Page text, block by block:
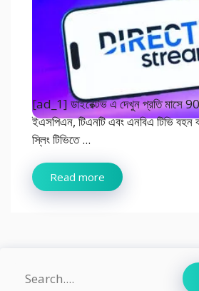
[ad_1] ডাইরেক্টভ এ দেখুন প্রতি মাসে 90
ইএসপিএন, টিএনটি এবং এনবিএ টিভি বহন
স্লিং টিভিতে ...
Read more
Search